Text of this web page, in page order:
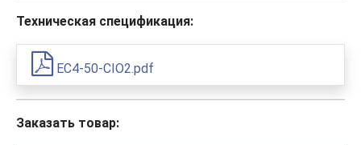
Техническая спецификация:
EC4-50-CIO2.pdf
Заказать товар: